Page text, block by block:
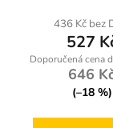
436 Kč bez
527
646
(–18 %)